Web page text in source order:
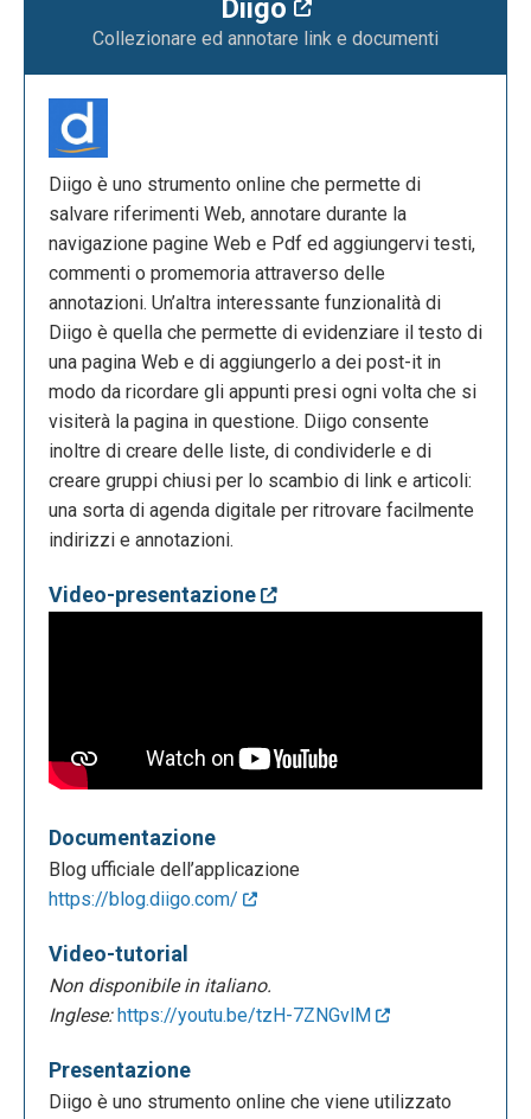
Diigo
Collezionare ed annotare link e documenti
Diigo è uno strumento online che permette di
salvare riferimenti Web, annotare durante la
navigazione pagine Web e Pdf ed aggiungervi testi,
commenti o promemoria attraverso delle
annotazioni. Un’altra interessante funzionalità di
Diigo è quella che permette di evidenziare il testo di
una pagina Web e di aggiungerlo a dei post-it in
modo da ricordare gli appunti presi ogni volta che si
visiterà la pagina in questione. Diigo consente
inoltre di creare delle liste, di condividerle e di
creare gruppi chiusi per lo scambio di link e articoli:
una sorta di agenda digitale per ritrovare facilmente
indirizzi e annotazioni.
Video-presentazione
Documentazione
Blog ufficiale dell’applicazione
https://blog.diigo.com/
Video-tutorial
Non disponibile in italiano.
Inglese: https://youtu.be/tzH-7ZNGvlM
Presentazione
Diigo è uno strumento online che viene utilizzato